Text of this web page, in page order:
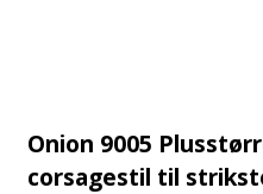
Onion 9005
corsagestil til